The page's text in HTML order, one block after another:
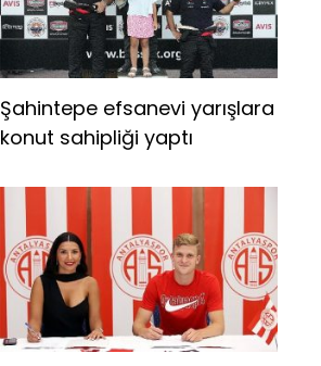
Şahintepe efsanevi yarışlara
konut sahipliği yaptı